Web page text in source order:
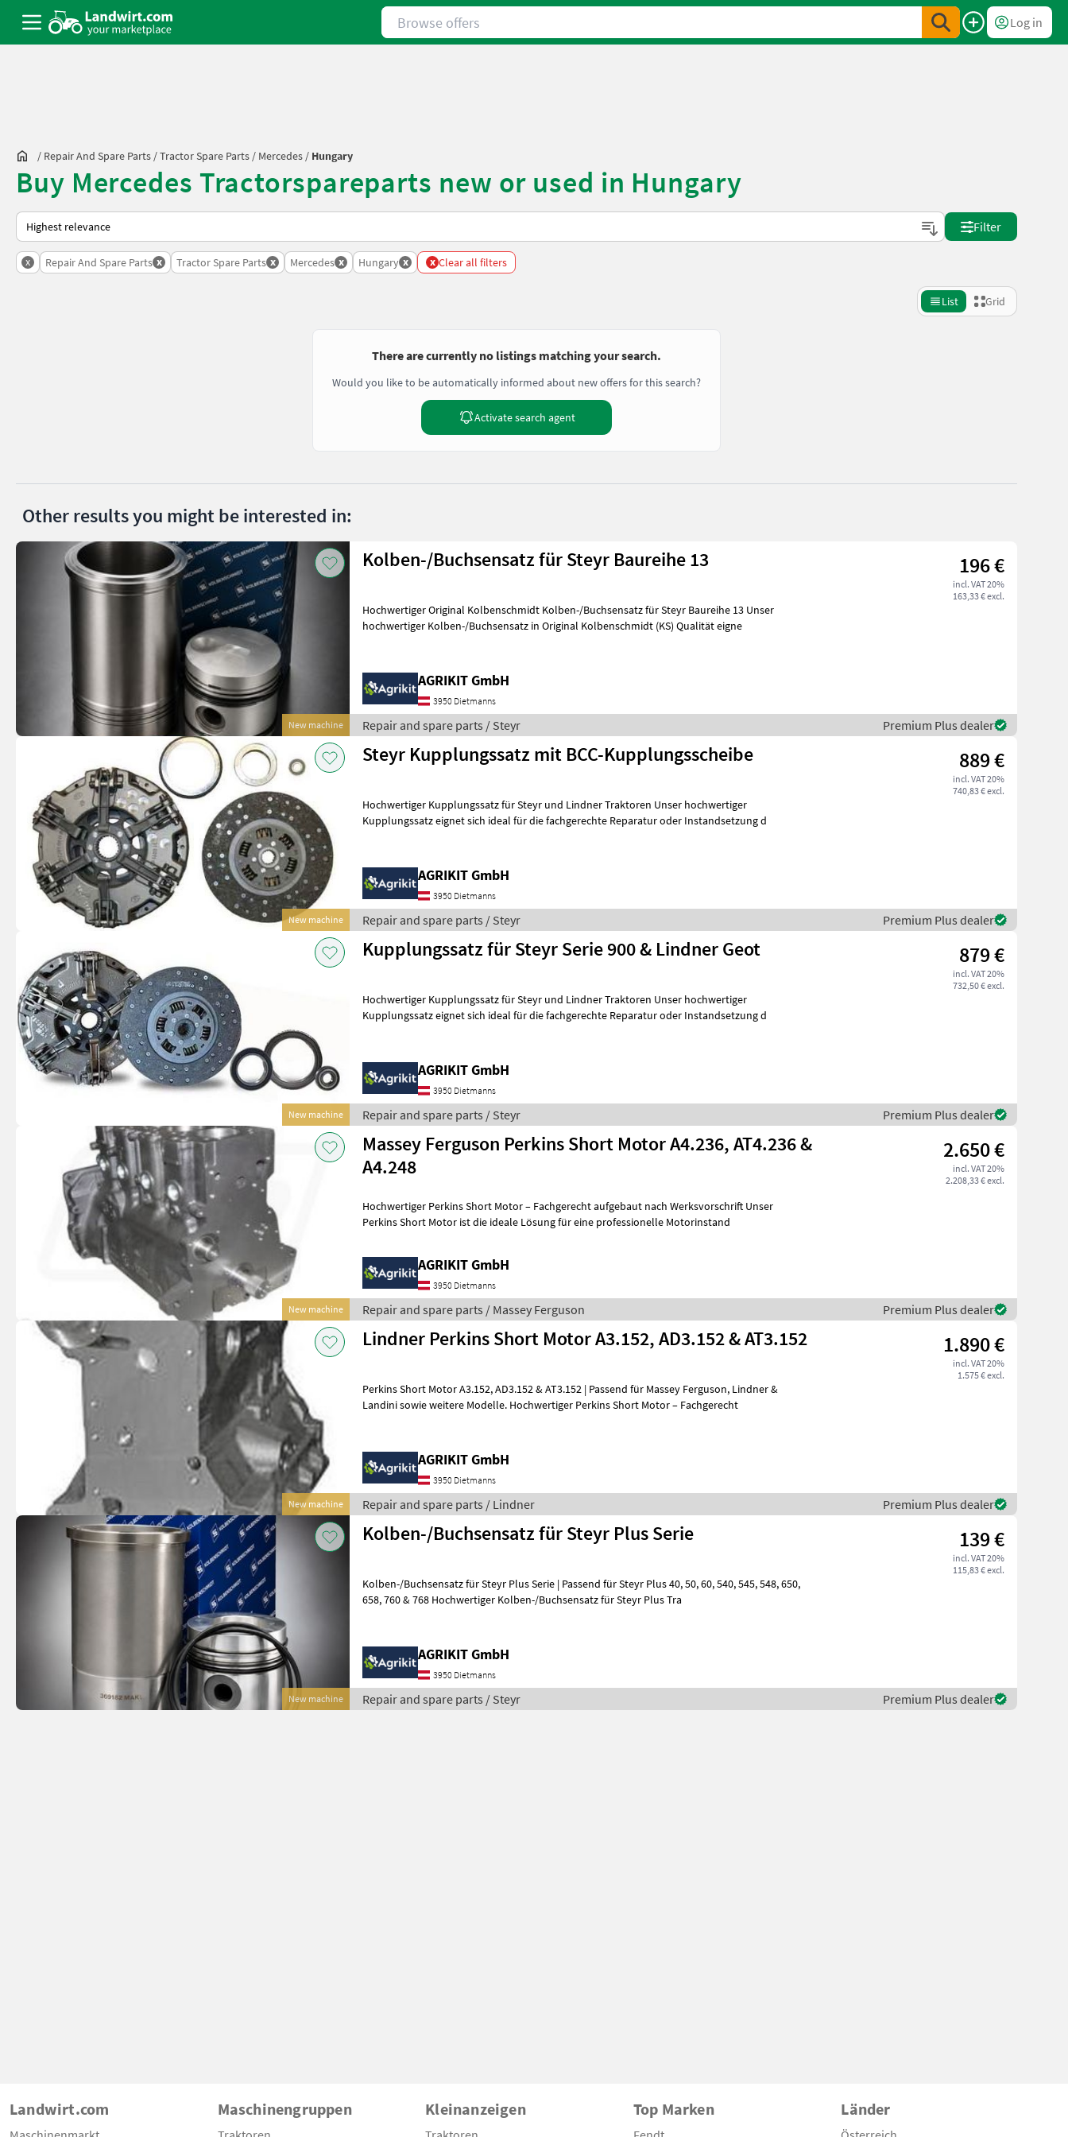
Browse offers
Log in
/ Repair And Spare Parts /Tractor Spare Parts / Mercedes / Hungary
Buy Mercedes Tractorspareparts new or used in Hungary
This is how sorting works on Landwirt.com
Filter
x Repair And Spare Parts x Tractor Spare Parts x Mercedes x Hungary x x Clear all filters
List Grid
There are currently no listings matching your search.
Would you like to be automatically informed about new offers for this search?
Activate search agent
Other results you might be interested in:
New machine
Kolben-/Buchsensatz für Steyr Baureihe 13 196 €
incl. VAT 20%
163,33 € excl.
Hochwertiger Original Kolbenschmidt Kolben-/Buchsensatz für Steyr Baureihe 13 Unser
hochwertiger Kolben-/Buchsensatz in Original Kolbenschmidt (KS) Qualität eigne
AGRIKIT GmbH
3950 Dietmanns
Repair and spare parts / Steyr Premium Plus dealer
New machine
Steyr Kupplungssatz mit BCC-Kupplungsscheibe 889 €
incl. VAT 20%
740,83 € excl.
Hochwertiger Kupplungssatz für Steyr und Lindner Traktoren Unser hochwertiger
Kupplungssatz eignet sich ideal für die fachgerechte Reparatur oder Instandsetzung d
AGRIKIT GmbH
3950 Dietmanns
Repair and spare parts / Steyr Premium Plus dealer
New machine
Kupplungssatz für Steyr Serie 900 & Lindner Geot 879 €
incl. VAT 20%
732,50 € excl.
Hochwertiger Kupplungssatz für Steyr und Lindner Traktoren Unser hochwertiger
Kupplungssatz eignet sich ideal für die fachgerechte Reparatur oder Instandsetzung d
AGRIKIT GmbH
3950 Dietmanns
Repair and spare parts / Steyr Premium Plus dealer
New machine
Massey Ferguson Perkins Short Motor A4.236, AT4.236 &
A4.248
2.650 €
incl. VAT 20%
2.208,33 € excl.
Hochwertiger Perkins Short Motor – Fachgerecht aufgebaut nach Werksvorschrift Unser
Perkins Short Motor ist die ideale Lösung für eine professionelle Motorinstand
AGRIKIT GmbH
3950 Dietmanns
Repair and spare parts / Massey Ferguson Premium Plus dealer
New machine
Lindner Perkins Short Motor A3.152, AD3.152 & AT3.152 1.890 €
incl. VAT 20%
1.575 € excl.
Perkins Short Motor A3.152, AD3.152 & AT3.152 | Passend für Massey Ferguson, Lindner &
Landini sowie weitere Modelle. Hochwertiger Perkins Short Motor – Fachgerecht
AGRIKIT GmbH
3950 Dietmanns
Repair and spare parts / Lindner Premium Plus dealer
New machine
Kolben-/Buchsensatz für Steyr Plus Serie 139 €
incl. VAT 20%
115,83 € excl.
Kolben-/Buchsensatz für Steyr Plus Serie | Passend für Steyr Plus 40, 50, 60, 540, 545, 548, 650,
658, 760 & 768 Hochwertiger Kolben-/Buchsensatz für Steyr Plus Tra
AGRIKIT GmbH
3950 Dietmanns
Repair and spare parts / Steyr Premium Plus dealer
Landwirt.com Maschinengruppen Kleinanzeigen Top Marken Länder